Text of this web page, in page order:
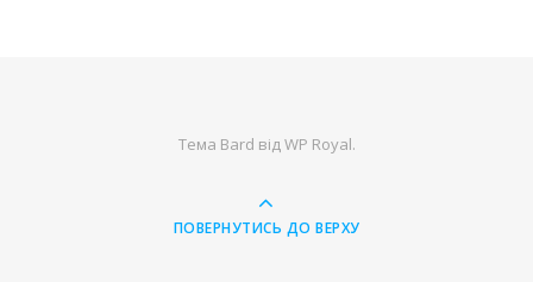
Тема Bard відWP Royal.
ПОВЕРНУТИСЬ ДО ВЕРХУ